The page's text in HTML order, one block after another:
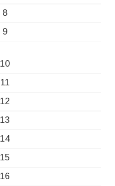
8
9
10
11
12
13
14
15
16